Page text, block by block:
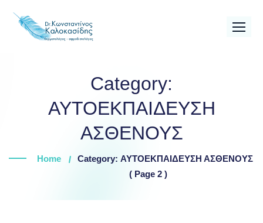
Category:
ΑΥΤΟΕΚΠΑΙΔΕΥΣΗ
ΑΣΘΕΝΟΥΣ
Home
Category: ΑΥΤΟΕΚΠΑΙΔΕΥΣΗ ΑΣΘΕΝΟΥΣ
( Page 2 )